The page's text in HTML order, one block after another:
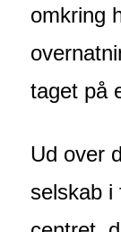
omkring
taget på
Ud over
selskab i